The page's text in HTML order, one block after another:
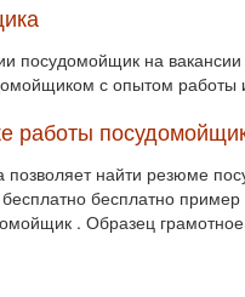
посудомойщик на
с опытом работы
работы
позволяет найти резюме
бесплатно бесплатно
. Образец